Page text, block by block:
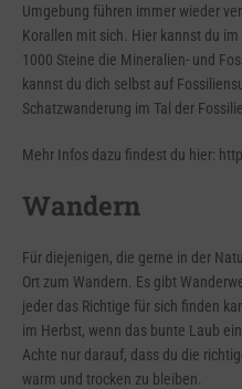
Umgebung führen immer wieder
Korallen mit sich. Hier kannst du
1000 Steine die Mineralien- und
kannst du dich selbst auf
Schatzwanderung im Tal der
Mehr Infos dazu findest du hier:
Wandern
Für diejenigen, die gerne in der
Ort zum Wandern. Es gibt
jeder das Richtige für sich finden
im Herbst, wenn das bunte Laub
Achte nur darauf, dass du die
warm und trocken zu bleiben.